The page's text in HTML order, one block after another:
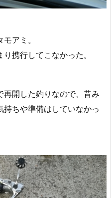
アミ。
携行してこなかった。
再開した釣りなので、昔み
ちや準備はしていなかっ